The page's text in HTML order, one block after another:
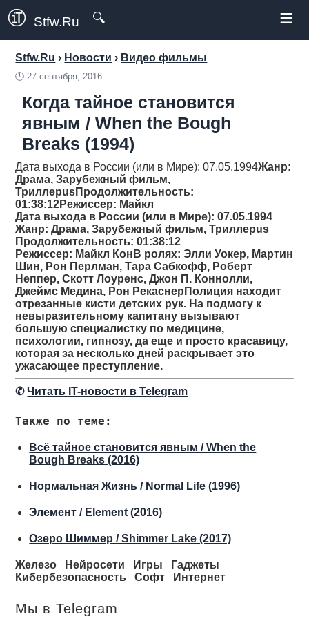
Stfw.Ru 🔍 ≡
Stfw.Ru › Новости › Видео фильмы
🕛27 сентября, 2016.
Когда тайное становится
явным / When the Bough
Breaks (1994)
Дата выхода в России (или в Мире): 07.05.1994Жанр:
Драма, Зарубежный фильм,
ТриллерusПродолжительность:
01:38:12Режиссер: Майкл
Дата выхода в России (или в Мире): 07.05.1994
Жанр: Драма, Зарубежный фильм, Триллерus
Продолжительность: 01:38:12
Режиссер: Майкл КонВ ролях: Элли Уокер, Мартин
Шин, Рон Перлман, Тара Сабкофф, Роберт
Неппер, Скотт Лоуренс, Джон П. Коннолли,
Джеймс Медина, Рон РекаснерПолиция находит
отрезанные кисти детских рук. На подмогу к
невыразительному капитану вызывают
большую специалистку по медицине,
психологии, гипнозу, да еще и просто красавицу,
которая за несколько дней раскрывает это
ужасающее преступление.
✆Читать IT-новости в Telegram
Также по теме:
Всё тайное становится явным / When the
Bough Breaks (2016)
Нормальная Жизнь / Normal Life (1996)
Элемент / Element (2016)
Озеро Шиммер / Shimmer Lake (2017)
Железо Нейросети Игры
Гаджеты
Кибербезопасность
Софт Интернет
Мы в Telegram